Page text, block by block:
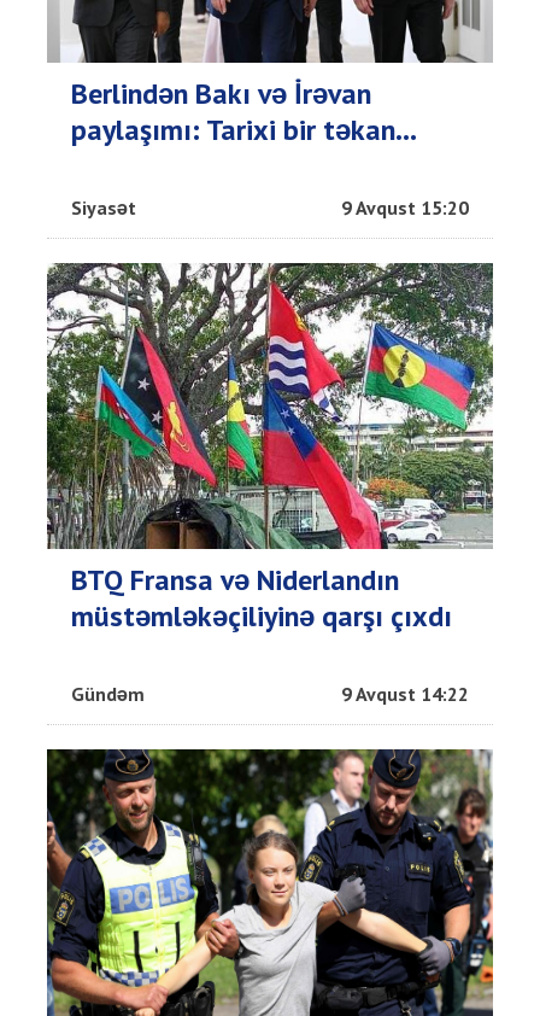
Berlindən Bakı və İrəvan
paylaşımı: Tarixi bir təkan...
Siyasət 9 Avqust 15:20
BTQ Fransa və Niderlandın
müstəmləkəçiliyinə qarşı çıxdı
Gündəm 9 Avqust 14:22